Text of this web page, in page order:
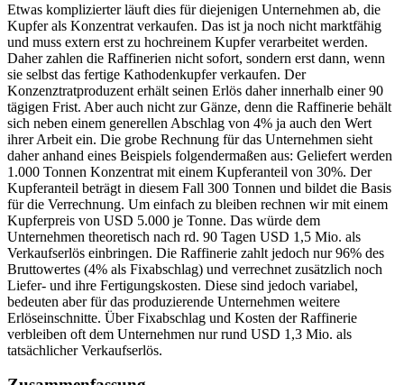
Etwas komplizierter läuft dies für diejenigen Unternehmen ab, die
Kupfer als Konzentrat verkaufen. Das ist ja noch nicht marktfähig
und muss extern erst zu hochreinem Kupfer verarbeitet werden.
Daher zahlen die Raffinerien nicht sofort, sondern erst dann, wenn
sie selbst das fertige Kathodenkupfer verkaufen. Der
Konzenztratproduzent erhält seinen Erlös daher innerhalb einer 90
tägigen Frist. Aber auch nicht zur Gänze, denn die Raffinerie behält
sich neben einem generellen Abschlag von 4% ja auch den Wert
ihrer Arbeit ein. Die grobe Rechnung für das Unternehmen sieht
daher anhand eines Beispiels folgendermaßen aus: Geliefert werden
1.000 Tonnen Konzentrat mit einem Kupferanteil von 30%. Der
Kupferanteil beträgt in diesem Fall 300 Tonnen und bildet die Basis
für die Verrechnung. Um einfach zu bleiben rechnen wir mit einem
Kupferpreis von USD 5.000 je Tonne. Das würde dem
Unternehmen theoretisch nach rd. 90 Tagen USD 1,5 Mio. als
Verkaufserlös einbringen. Die Raffinerie zahlt jedoch nur 96% des
Bruttowertes (4% als Fixabschlag) und verrechnet zusätzlich noch
Liefer- und ihre Fertigungskosten. Diese sind jedoch variabel,
bedeuten aber für das produzierende Unternehmen weitere
Erlöseinschnitte. Über Fixabschlag und Kosten der Raffinerie
verbleiben oft dem Unternehmen nur rund USD 1,3 Mio. als
tatsächlicher Verkaufserlös.